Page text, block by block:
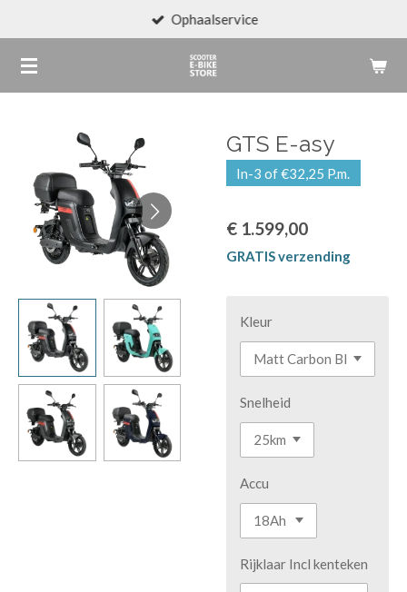
naar
de
Ophaalservice
GTS E-asy
In-3 of €32,25 P.m.
€ 1.599,00
GRATIS verzending
Kleur
Snelheid
Accu
Rijklaar Incl kenteken